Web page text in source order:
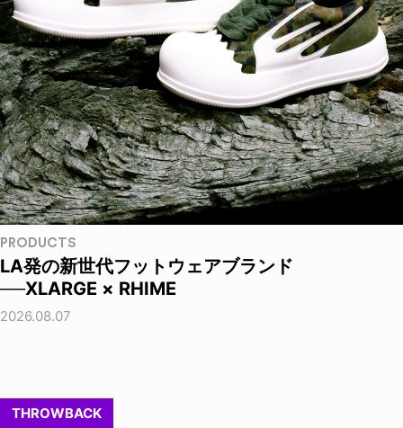
PRODUCTS
LA発の新世代フットウェアブランド
──XLARGE × RHIME
2026.08.07
THROWBACK